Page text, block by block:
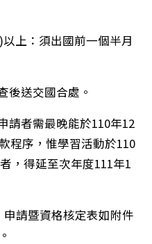
上：須出國前一個半月
後送交國合處。
請者需最晚能於110年12
程序，惟學習活動於110
，得延至次年度111年1
請暨資格核定表如附件